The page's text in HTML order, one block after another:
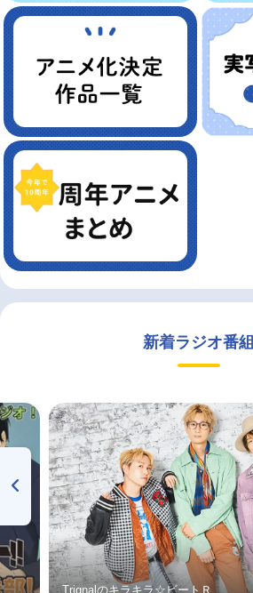
新着ラジオ番組
Trignalのキラキラ☆ビートＲ